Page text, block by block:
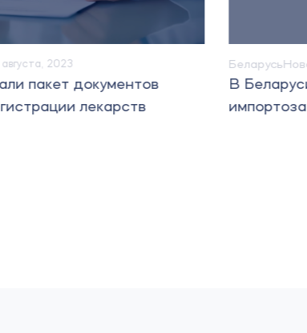
2023
пакет документов
лекарств
Беларусь
В